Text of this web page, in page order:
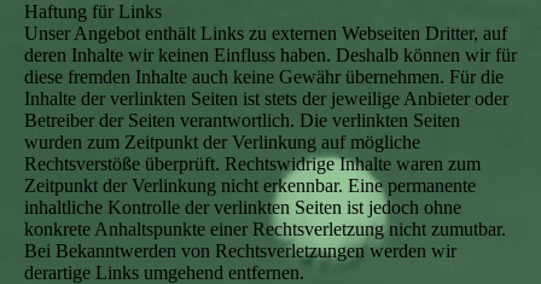
Haftung für Links
Unser Angebot enthält Links zu externen Webseiten Dritter, auf
deren Inhalte wir keinen Einfluss haben. Deshalb können wir für
diese fremden Inhalte auch keine Gewähr übernehmen. Für die
Inhalte der verlinkten Seiten ist stets der jeweilige Anbieter oder
Betreiber der Seiten verantwortlich. Die verlinkten Seiten
wurden zum Zeitpunkt der Verlinkung auf mögliche
Rechtsverstöße überprüft. Rechtswidrige Inhalte waren zum
Zeitpunkt der Verlinkung nicht erkennbar. Eine permanente
inhaltliche Kontrolle der verlinkten Seiten ist jedoch ohne
konkrete Anhaltspunkte einer Rechtsverletzung nicht zumutbar.
Bei Bekanntwerden von Rechtsverletzungen werden wir
derartige Links umgehend entfernen.